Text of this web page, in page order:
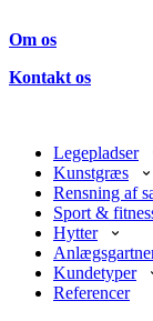
Om os
Kontakt os
Legepladser
Kunstgræs
Rensning af
Sport &
Hytter
Kundetyper
Referencer